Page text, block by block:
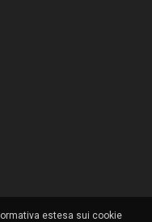
estesa sui cookie